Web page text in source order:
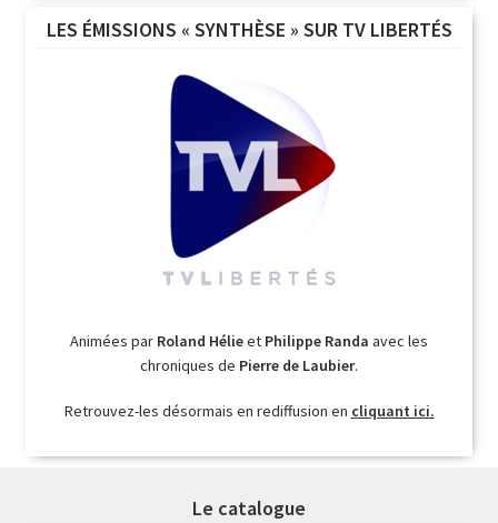
LES ÉMISSIONS « SYNTHÈSE » SUR TV LIBERTÉS
Animées par Roland Hélieet Philippe Randa avec les
chroniques de Pierre de Laubier.
Retrouvez-les désormais en rediffusion en cliquant ici.
Le catalogue